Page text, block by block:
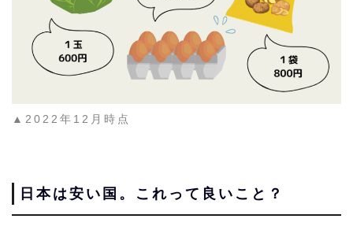
▲2022年12月時点
日本は安い国。これって良いこと？